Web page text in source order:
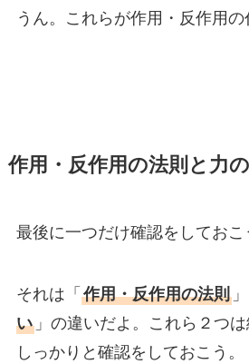
うん。これらが作用・反作用の
作用・反作用の法則と力
最後に一つだけ確認をしておこ
それは「 作用・反作用の法則
い」の違いだよ。これら２つは
しっかりと確認をしておこう。